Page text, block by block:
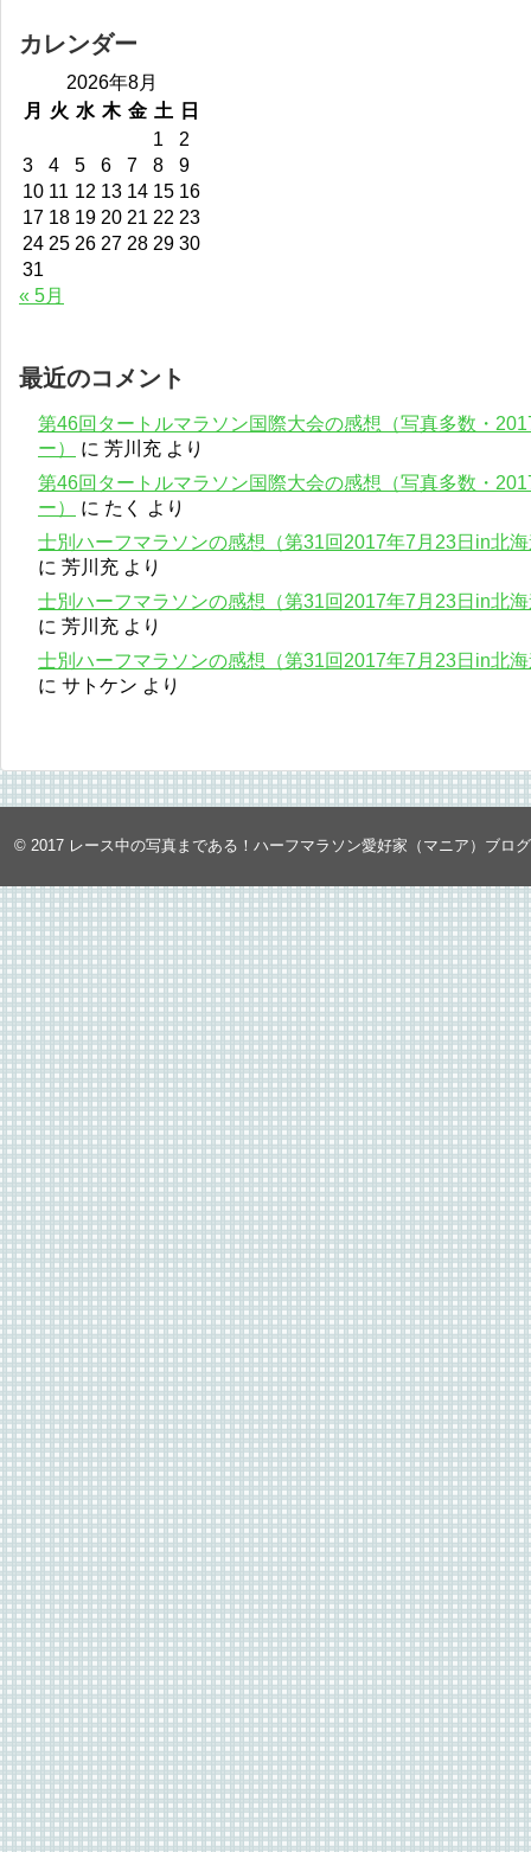
カレンダー
2026年8月
月
火 水 木 金 土 日
1
2
3
4 5 6 7 8
9
10 11 12 13 14 15 16
17 18 19 20 21 22 23
24 25 26 27 28 29 30
31
« 5月
最近のコメント
第46回タートルマラソン国際大会の感想（写真多数・
ー）
に 芳川充 より
第46回タートルマラソン国際大会の感想（写真多数・
ー）
に たく
より
士別ハーフマラソンの感想（第31回2017年7月23日in北
に 芳川充 より
士別ハーフマラソンの感想（第31回2017年7月23日in北
に 芳川充 より
士別ハーフマラソンの感想（第31回2017年7月23日in北
に サトケン より
© 2017 レース中の写真まである！ハーフマラソン愛好家（マニア）ブロ